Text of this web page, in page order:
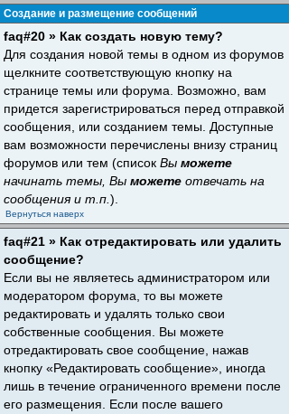
Создание и размещение сообщений
faq#20 » Как создать новую тему?
Для создания новой темы в одном из форумов
щелкните соответствующую кнопку на
странице темы или форума. Возможно, вам
придется зарегистрироваться перед отправкой
сообщения, или созданием темы. Доступные
вам возможности перечислены внизу страниц
форумов или тем (список Вы можете
начинать темы, Вы можете отвечать на
сообщения и т.п. ).
Вернуться наверх
faq#21 » Как отредактировать или удалить
сообщение?
Если вы не являетесь администратором или
модератором форума, то вы можете
редактировать и удалять только свои
собственные сообщения. Вы можете
отредактировать свое сообщение, нажав
кнопку «Редактировать сообщение», иногда
лишь в течение ограниченного времени после
его размещения. Если после вашего